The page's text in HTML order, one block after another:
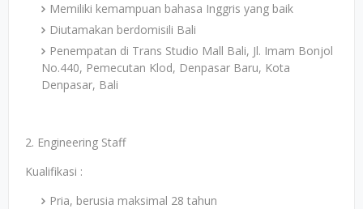
Memiliki kemampuan bahasa Inggris yang baik
Diutamakan berdomisili Bali
Penempatan di Trans Studio Mall Bali, Jl. Imam Bonjol
No.440, Pemecutan Klod, Denpasar Baru, Kota
Denpasar, Bali
2. Engineering Staff
Kualifikasi :
Pria, berusia maksimal 28 tahun